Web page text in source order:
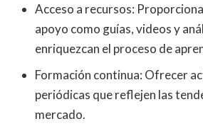
Acceso a recursos:
apoyo como guías, videos y
enriquezcan el proceso de
Formación continua: Ofrecer
periódicas que reflejen las
mercado.